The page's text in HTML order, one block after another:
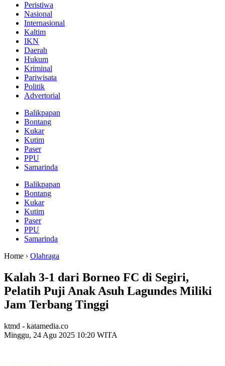
Peristiwa
Nasional
Internasional
Kaltim
IKN
Daerah
Hukum
Kriminal
Pariwisata
Politik
Advertorial
Balikpapan
Bontang
Kukar
Kutim
Paser
PPU
Samarinda
Balikpapan
Bontang
Kukar
Kutim
Paser
PPU
Samarinda
Home › Olahraga
Kalah 3-1 dari Borneo FC di Segiri,
Pelatih Puji Anak Asuh Lagundes Miliki
Jam Terbang Tinggi
ktmd - katamedia.co
Minggu, 24 Agu 2025 10:20 WITA